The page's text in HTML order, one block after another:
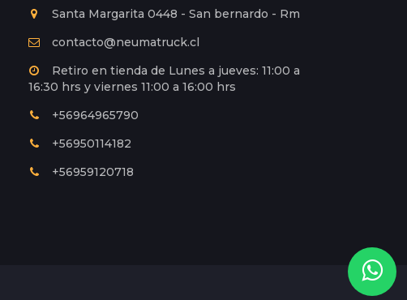
Santa Margarita 0448 - San bernardo - Rm
contacto@neumatruck.cl
Retiro en tienda de Lunes a jueves: 11:00 a
16:30 hrs y viernes 11:00 a 16:00 hrs
+56964965790
+56950114182
+56959120718